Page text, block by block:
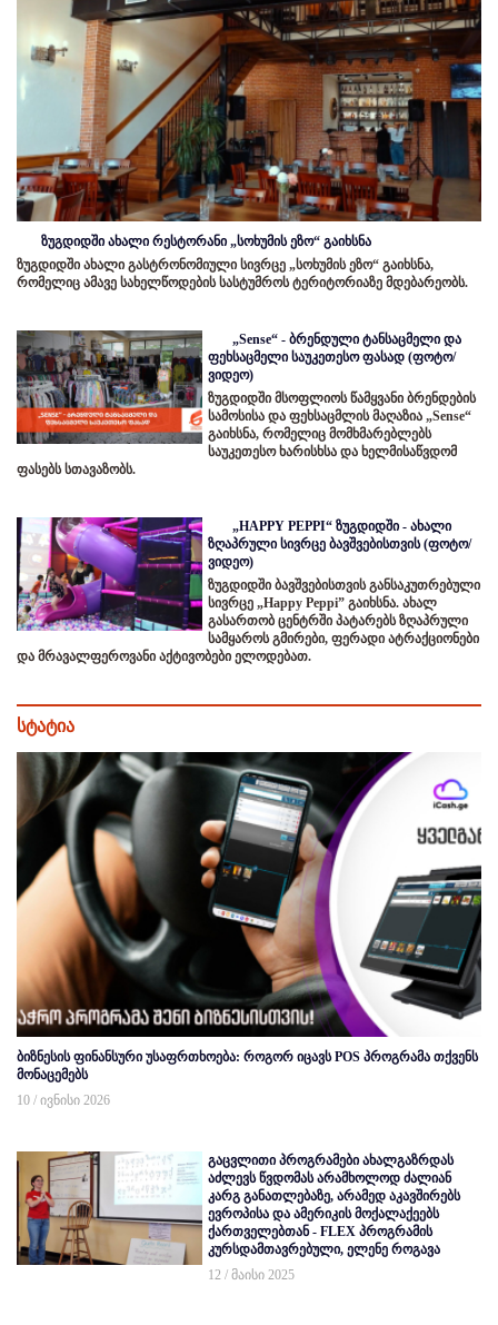
ზუგდიდში ახალი რესტორანი „სოხუმის ეზო“ გაიხსნა
ზუგდიდში ახალი გასტრონომიული სივრცე „სოხუმის ეზო“ გაიხსნა,
რომელიც ამავე სახელწოდების სასტუმროს ტერიტორიაზე მდებარეობს.
„Sense“ - ბრენდული ტანსაცმელი და
ფეხსაცმელი საუკეთესო ფასად (ფოტო/
ვიდეო)
ზუგდიდში მსოფლიოს წამყვანი ბრენდების
სამოსისა და ფეხსაცმლის მაღაზია „Sense“
გაიხსნა, რომელიც მომხმარებლებს
საუკეთესო ხარისხსა და ხელმისაწვდომ
ფასებს სთავაზობს.
„HAPPY PEPPI“ ზუგდიდში - ახალი
ზღაპრული სივრცე ბავშვებისთვის (ფოტო/
ვიდეო)
ზუგდიდში ბავშვებისთვის განსაკუთრებული
სივრცე „Happy Peppi” გაიხსნა. ახალ
გასართობ ცენტრში პატარებს ზღაპრული
სამყაროს გმირები, ფერადი ატრაქციონები
და მრავალფეროვანი აქტივობები ელოდებათ.
სტატია
ბიზნესის ფინანსური უსაფრთხოება: როგორ იცავს POS პროგრამა თქვენს
მონაცემებს
10 / ივნისი 2026
გაცვლითი პროგრამები ახალგაზრდას
აძლევს წვდომას არამხოლოდ ძალიან
კარგ განათლებაზე, არამედ აკავშირებს
ევროპისა და ამერიკის მოქალაქეებს
ქართველებთან - FLEX პროგრამის
კურსდამთავრებული, ელენე როგავა
12 / მაისი 2025